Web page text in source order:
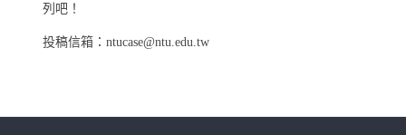
列吧！
投稿信箱：ntucase@ntu.edu.tw